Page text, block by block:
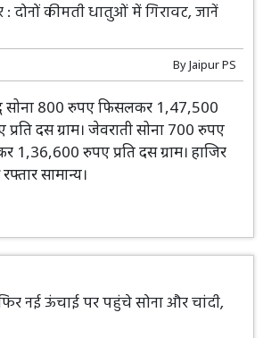
: दोनों कीमती धातुओं में गिरावट, जानें
ByJaipur PS
सोना 800 रुपए फिसलकर 1,47,500
प्रति दस ग्राम। जेवराती सोना 700 रुपए
1,36,600 रुपए प्रति दस ग्राम। हाजिर
सामान्य।
नई ऊंचाई पर पहुंचे सोना और चांदी,